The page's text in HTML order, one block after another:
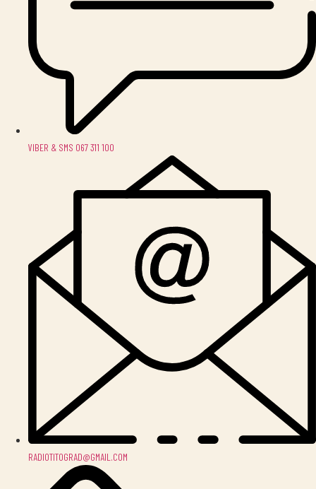
VIBER & SMS 067 311 100
RADIOTITOGRAD@GMAIL.COM